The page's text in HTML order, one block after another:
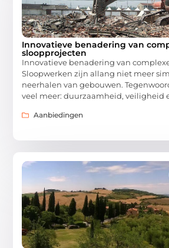
Innovatieve benadering van
sloopprojecten
Innovatieve benadering van
Sloopwerken zijn allang niet meer
neerhalen van gebouwen.
veel meer: duurzaamheid, veiligheid
Aanbiedingen